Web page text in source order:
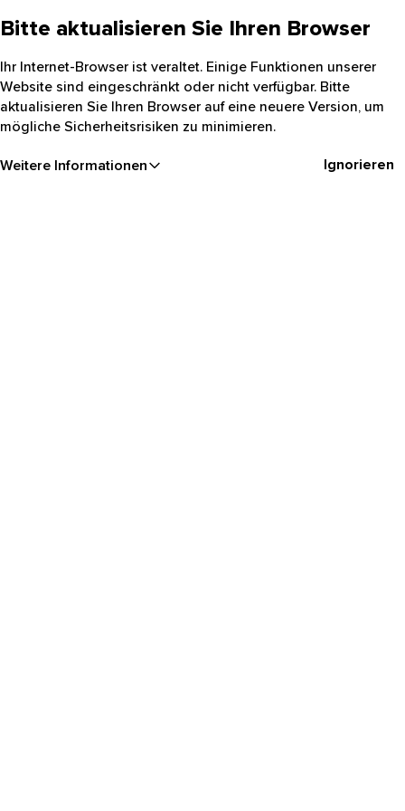
Bitte aktualisieren Sie Ihren Browser
Ihr Internet-Browser ist veraltet. Einige Funktionen unserer
Website sind eingeschränkt oder nicht verfügbar. Bitte
aktualisieren Sie Ihren Browser auf eine neuere Version, um
mögliche Sicherheitsrisiken zu minimieren.
Weitere Informationen Ignorieren